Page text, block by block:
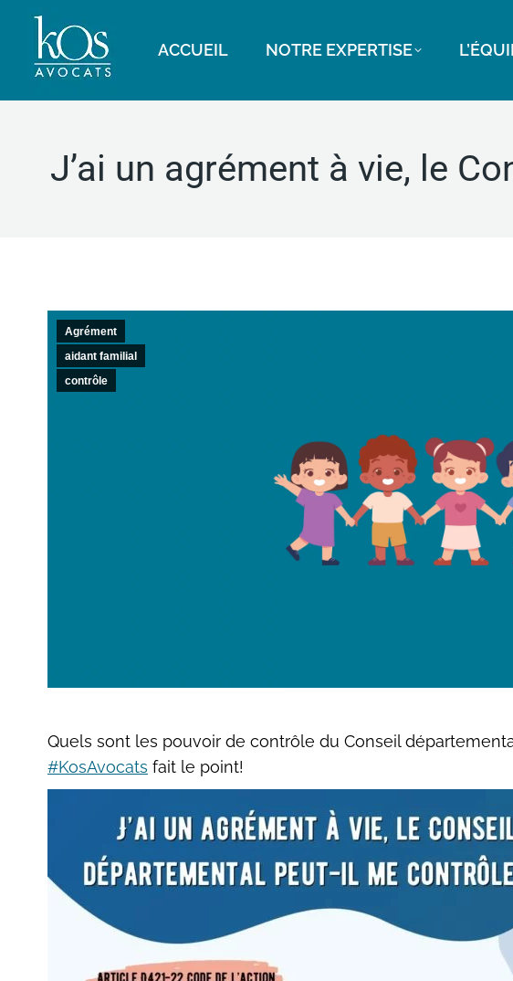
ACCUEIL NOTRE EXPERTISE
J’ai un agrément à vie, le
Agrément
aidant familial
contrôle
Quels sont les pouvoir de contrôle du Conseil
#KosAvocats fait le point!